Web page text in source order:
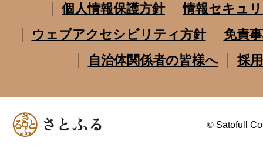
個人情報保護方針
情報セキュ
ウェブアクセシビリティ方針
免責
自治体関係者の皆様へ
採
© Satofull